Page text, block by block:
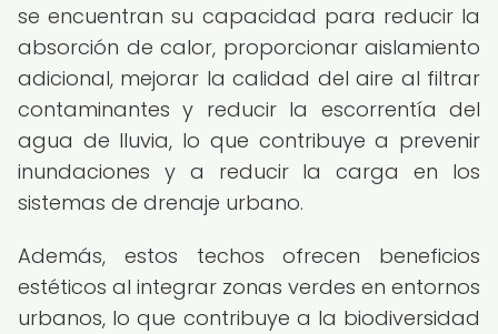
se encuentran su capacidad para reducir la
absorción de calor, proporcionar aislamiento
adicional, mejorar la calidad del aire al filtrar
contaminantes y reducir la escorrentía del
agua de lluvia, lo que contribuye a prevenir
inundaciones y a reducir la carga en los
sistemas de drenaje urbano.
Además, estos techos ofrecen beneficios
estéticos al integrar zonas verdes en entornos
urbanos, lo que contribuye a la biodiversidad